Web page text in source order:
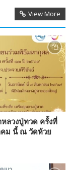
View More
ลวงปู่ทวด ครั้งที่
คม นี้ ณ วัดห้วย